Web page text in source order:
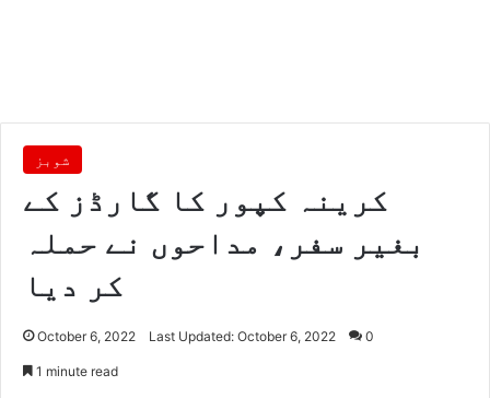
شوبز
کرینہ کپور کا گارڈز کے
بغیر سفر، مداحوں نے حملہ
کر دیا
October 6, 2022 Last Updated: October 6, 2022 0
1 minute read